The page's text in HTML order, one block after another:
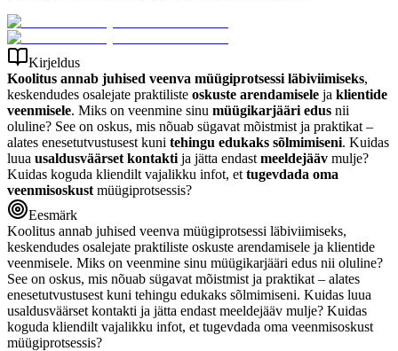
Kirjeldus
Koolitus annab juhised veenva müügiprotsessi läbiviimiseks,
keskendudes osalejate praktiliste oskuste arendamisele ja klientide
veenmisele. Miks on veenmine sinu müügikarjääri edus nii
oluline? See on oskus, mis nõuab sügavat mõistmist ja praktikat –
alates enesetutvustusest kuni tehingu edukaks sõlmimiseni. Kuidas
luua usaldusväärset kontakti ja jätta endast meeldejääv mulje?
Kuidas koguda kliendilt vajalikku infot, et tugevdada oma
veenmisoskust müügiprotsessis?
Eesmärk
Koolitus annab juhised veenva müügiprotsessi läbiviimiseks,
keskendudes osalejate praktiliste oskuste arendamisele ja klientide
veenmisele. Miks on veenmine sinu müügikarjääri edus nii oluline?
See on oskus, mis nõuab sügavat mõistmist ja praktikat – alates
enesetutvustusest kuni tehingu edukaks sõlmimiseni. Kuidas luua
usaldusväärset kontakti ja jätta endast meeldejääv mulje? Kuidas
koguda kliendilt vajalikku infot, et tugevdada oma veenmisoskust
müügiprotsessis?